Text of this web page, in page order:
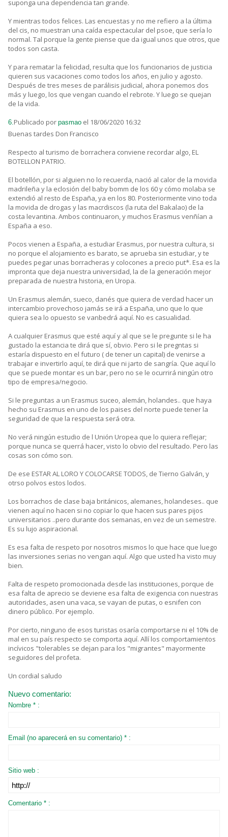
suponga una dependencia tan grande.
Y mientras todos felices. Las encuestas y no me refiero a la última
del cis, no muestran una caída espectacular del psoe, que sería lo
normal. Tal porque la gente piense que da igual unos que otros, que
todos son casta.
Y para rematar la felicidad, resulta que los funcionarios de justicia
quieren sus vacaciones como todos los años, en julio y agosto.
Después de tres meses de parálisis judicial, ahora ponemos dos
más y luego, los que vengan cuando el rebrote. Y luego se quejan
de la vida.
6. Publicado por pasmao el 18/06/2020 16:32
Buenas tardes Don Francisco
Respecto al turismo de borrachera conviene recordar algo, EL
BOTELLON PATRIO.
El botellón, por si alguien no lo recuerda, nació al calor de la movida
madrileña y la eclosión del baby bomm de los 60 y cómo molaba se
extendió al resto de España, ya en los 80. Posteriormente vino toda
la movida de drogas y las macrdiscos (la ruta del Bakalao) de la
costa levantina. Ambos continuaron, y muchos Erasmus venñían a
España a eso.
Pocos vienen a España, a estudiar Erasmus, por nuestra cultura, si
no porque el alojamiento es barato, se aprueba sin estudiar, y te
puedes pegar unas borracheras y colocones a precio put*. Esa es la
impronta que deja nuestra universidad, la de la generación mejor
preparada de nuestra historia, en Uropa.
Un Erasmus alemán, sueco, danés que quiera de verdad hacer un
intercambio provechoso jamás se irá a España, uno que lo que
quiera sea lo opuesto se vanbedrá aquí. No es casualidad.
A cualquier Erasmus que esté aquí y al que se le pregunte si le ha
gustado la estancia te dirá que sí, obvio. Pero si le pregntas si
estaría dispuesto en el futuro ( de tener un capital) de venirse a
trabajar e invertirlo aquí, te dirá que ni jarto de sangría. Que aquí lo
que se puede montar es un bar, pero no se le ocurrirá ningún otro
tipo de empresa/negocio.
Si le preguntas a un Erasmus suceo, alemán, holandes.. que haya
hecho su Erasmus en uno de los paises del norte puede tener la
seguridad de que la respuesta será otra.
No verá ningún estudio de l Unión Uropea que lo quiera reflejar;
porque nunca se querrá hacer, visto lo obvio del resultado. Pero las
cosas son cómo son.
De ese ESTAR AL LORO Y COLOCARSE TODOS, de Tierno Galván, y
otrso polvos estos lodos.
Los borrachos de clase baja británicos, alemanes, holandeses.. que
vienen aquí no hacen si no copiar lo que hacen sus pares pijos
universitarios ..pero durante dos semanas, en vez de un semestre.
Es su lujo aspiracional.
Es esa falta de respeto por nosotros mismos lo que hace que luego
las inversiones serias no vengan aquí. Algo que usted ha visto muy
bien.
Falta de respeto promocionada desde las instituciones, porque de
esa falta de aprecio se deviene esa falta de exigencia con nuestras
autoridades, asen una vaca, se vayan de putas, o esnifen con
dinero público. Por ejemplo.
Por cierto, ninguno de esos turistas osaría comportarse ni el 10% de
mal en su país respecto se comporta aquí. Allí los comportamientos
incívicos "tolerables se dejan para los "migrantes" mayormente
seguidores del profeta.
Un cordial saludo
Nuevo comentario:
Nombre * :
Email (no aparecerá en su comentario) * :
Sitio web :
Comentario * :